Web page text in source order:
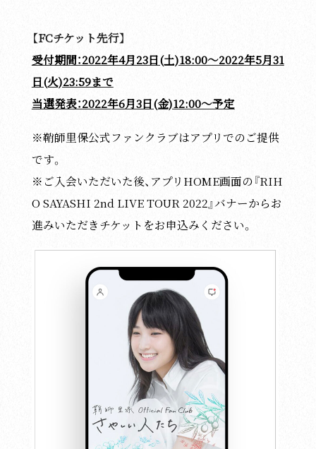
【FCチケット先行】
受付期間：2022年4月23日(土)18:00〜2022年5月31
日(火)23:59まで
当選発表：2022年6月3日(金)12:00〜予定
※鞘師里保公式ファンクラブはアプリでのご提供
です。
※ご入会いただいた後、アプリHOME画面の『RIH
O SAYASHI 2nd LIVE TOUR 2022』バナーからお
進みいただきチケットをお申込みください。